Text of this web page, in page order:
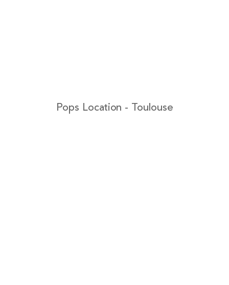
Pops Location - Toulouse